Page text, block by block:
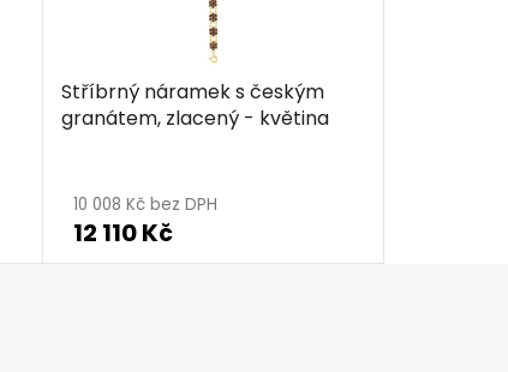
Stříbrný náramek s českým
granátem, zlacený - květina
10 008 Kč bez DPH
12 110 Kč